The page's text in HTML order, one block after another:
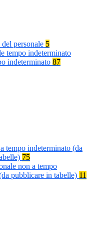
personale 5
tempo indeterminato
indeterminato 87
tempo indeterminato (da
75
non a tempo
pubblicare in tabelle) 11